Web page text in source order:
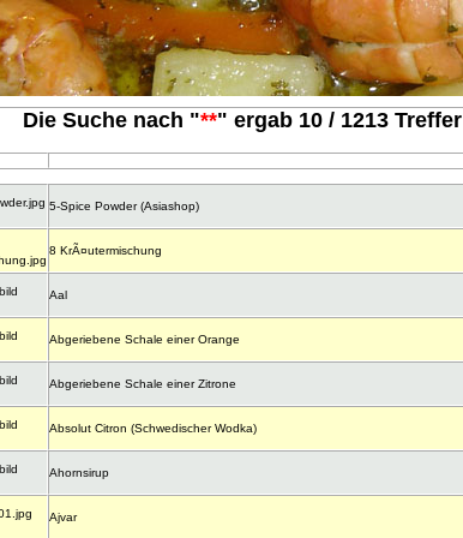
Die Suche nach "**" ergab 10 / 1213 Treffer
5-Spice Powder (Asiashop)
8 KrÃ¤utermischung
Aal
Abgeriebene Schale einer Orange
Abgeriebene Schale einer Zitrone
Absolut Citron (Schwedischer Wodka)
Ahornsirup
Ajvar